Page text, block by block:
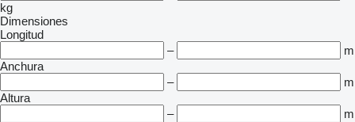
kg
Dimensiones
Longitud
–
m
Anchura
–
m
Altura
–
m